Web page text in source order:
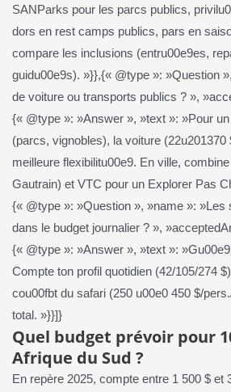
SANParks pour les parcs publics,
dors en rest camps publics, pars en
compare les inclusions (entru00e9es,
guidu00e9s). »}},{« @type »: »Question
de voiture ou transports publics ? »,
{« @type »: »Answer », »text »: »Pour
(parcs, vignobles), la voiture (22u201370
meilleure flexibilitu00e9. En ville,
Gautrain) et VTC pour un Explorer Pas
{« @type »: »Question », »name »: »Les
dans le budget journalier ? »,
{« @type »: »Answer », »text »:
Compte ton profil quotidien (42/105/274
cou00fbt du safari (250 u00e0 450 $/
total. »}}]}
Quel budget prévoir pour
Afrique du Sud ?
En repère 2025, compte entre 1 500 $ et